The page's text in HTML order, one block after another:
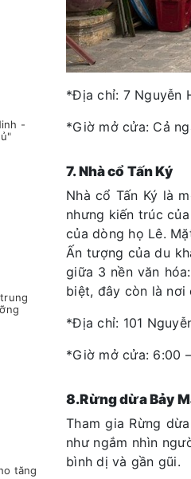
-
tăng
*Địa chỉ: 7 Nguyễn
*Giờ mở cửa: Cả
7. Nhà cổ Tấn Ký
Nhà cổ Tấn Ký là
nhưng kiến trúc
của dòng họ Lê.
Ấn tượng của du
giữa 3 nền văn
biệt, đây còn là nơi
*Địa chỉ: 101
*Giờ mở cửa: 6:00
8.Rừng dừa Bảy
Tham gia Rừng
như ngắm nhìn
bình dị và gần gũi.